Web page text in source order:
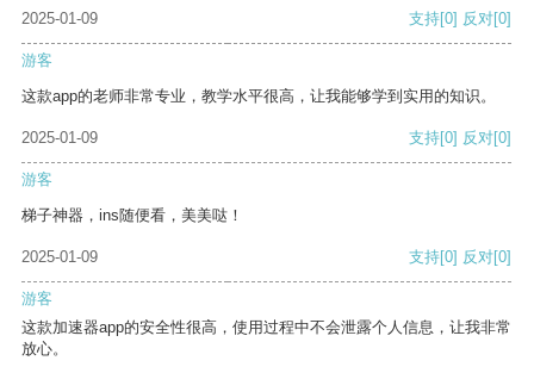
2025-01-09 支持[0] 反对[0]
游客
这款app的老师非常专业，教学水平很高，让我能够学到实用的知识。
2025-01-09 支持[0] 反对[0]
游客
梯子神器，ins随便看，美美哒！
2025-01-09 支持[0] 反对[0]
游客
这款加速器app的安全性很高，使用过程中不会泄露个人信息，让我非常
放心。